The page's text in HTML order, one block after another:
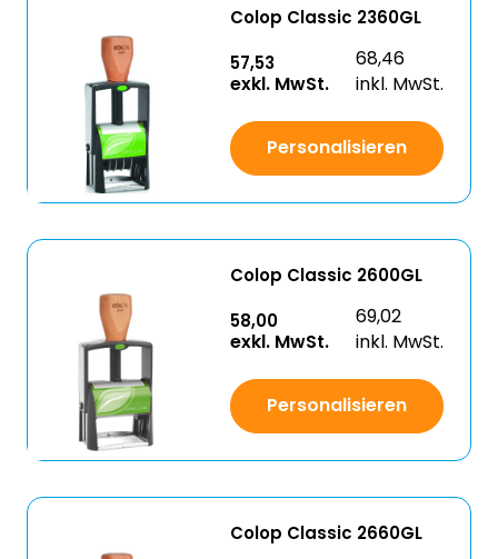
Colop Classic 2360GL
57,53
exkl. MwSt.
68,46
inkl. MwSt.
Personalisieren
Colop Classic 2600GL
58,00
exkl. MwSt.
69,02
inkl. MwSt.
Personalisieren
Colop Classic 2660GL